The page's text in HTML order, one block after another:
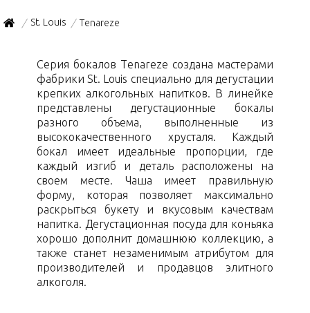
/ St. Louis / Tenareze
Серия бокалов Tenareze создана мастерами
фабрики St. Louis специально для дегустации
крепких алкогольных напитков. В линейке
представлены дегустационные бокалы
разного объема, выполненные из
высококачественного хрусталя. Каждый
бокал имеет идеальные пропорции, где
каждый изгиб и деталь расположены на
своем месте. Чаша имеет правильную
форму, которая позволяет максимально
раскрыться букету и вкусовым качествам
напитка. Дегустационная посуда для коньяка
хорошо дополнит домашнюю коллекцию, а
также станет незаменимым атрибутом для
производителей и продавцов элитного
алкоголя.